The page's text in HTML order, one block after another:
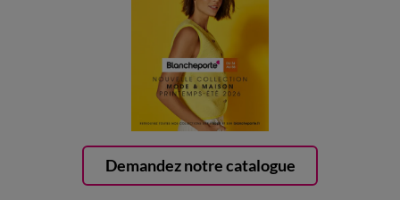
Demandez notre catalogue